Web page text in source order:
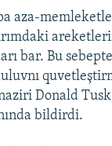
aza-
bar. Bu
Donald
bildirdi.